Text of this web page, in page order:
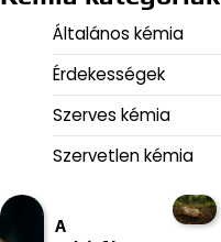
Általános kémia
Érdekességek
Szerves kémia
Szervetlen kémia
A